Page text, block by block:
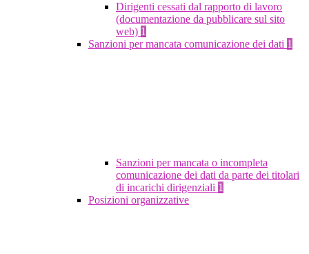
Dirigenti cessati dal rapporto di lavoro
(documentazione da pubblicare sul sito
web) 1
Sanzioni per mancata comunicazione dei dati 1
Sanzioni per mancata o incompleta
comunicazione dei dati da parte dei titolari
di incarichi dirigenziali 1
Posizioni organizzative